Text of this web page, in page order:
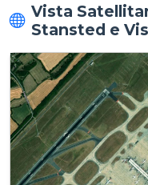
Vista
Stansted e